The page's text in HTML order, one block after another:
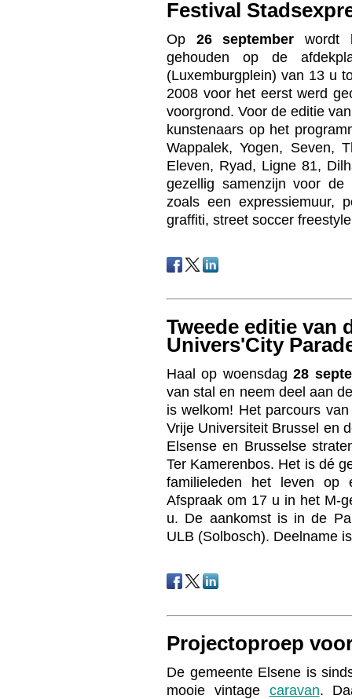
Festival
Op 26 september wordt
gehouden op de
(Luxemburgplein) van 13 u
2008 voor het eerst werd
voorgrond. Voor de editie
kunstenaars op het
Wappalek, Yogen, Seven,
Eleven, Ryad, Ligne 81,
gezellig samenzijn voor
zoals een expressiemuur,
graffiti, street soccer
Tweede editie van
Univers'City
Haal op woensdag28
van stal en neem deel aan
is welkom! Het parcours
Vrije Universiteit Brussel en
Elsense en Brusselse
Ter Kamerenbos. Het is dé
familieleden het leven op
Afspraak om 17 u in het M-
u. De aankomst is in de
ULB (Solbosch). Deelname
Projectoproep
De gemeente Elsene is
mooie vintage caravan.